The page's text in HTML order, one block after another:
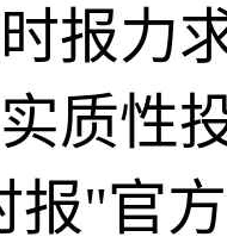
报力
质性
报"官